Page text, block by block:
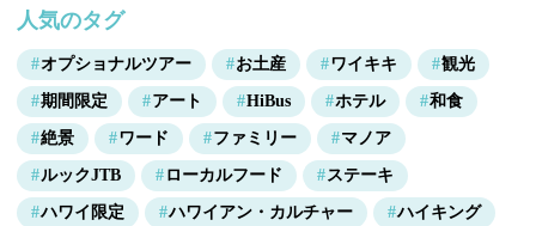
人気のタグ
オプショナルツアー お土産 ワイキキ 観光
期間限定 アート HiBus ホテル 和食
絶景 ワード ファミリー マノア
ルックJTB ローカルフード ステーキ
ハワイ限定 ハワイアン・カルチャー ハイキング